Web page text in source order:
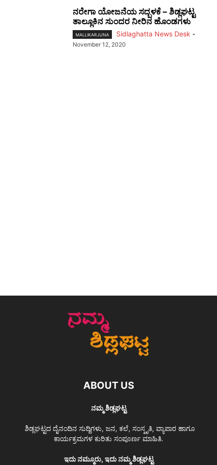
ನರೇಗಾ ಯೋಜನೆಯ ಸದ್ಬಳಕೆ – ಶಿಡ್ಲಘಟ್ಟ
ತಾಲ್ಲೂಕಿನ ಸುಂದರ ನೀರಿನ ಹೊಂಡಗಳು
MALLIKARJUNA Sidlaghatta News Desk -
November 12, 2020
ABOUT US
ನಮ್ಮ ಶಿಡ್ಲಘಟ್ಟ
ಶಿಡ್ಲಘಟ್ಟದ ದೈನಂದಿನ ಸುದ್ದಿಗಳು, ಜನ, ಕಲೆ, ಸಂಸ್ಕೃತಿ, ವ್ಯಾಪಾರ ಹಾಗೂ
ಕಾರ್ಯಕ್ರಮಗಳ ಕುರಿತು ಸಂಪೂರ್ಣ ಮಾಹಿತಿ.
ಇದು ನಮ್ಮೂರು, ಇದು ನಮ್ಮ ಶಿಡ್ಲಘಟ್ಟ